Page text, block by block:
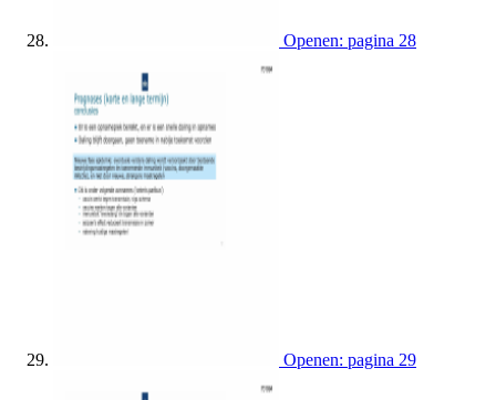
Openen: pagina 28
Openen: pagina 29